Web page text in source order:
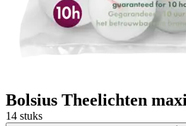
Bolsius Theelichten
14 stuks